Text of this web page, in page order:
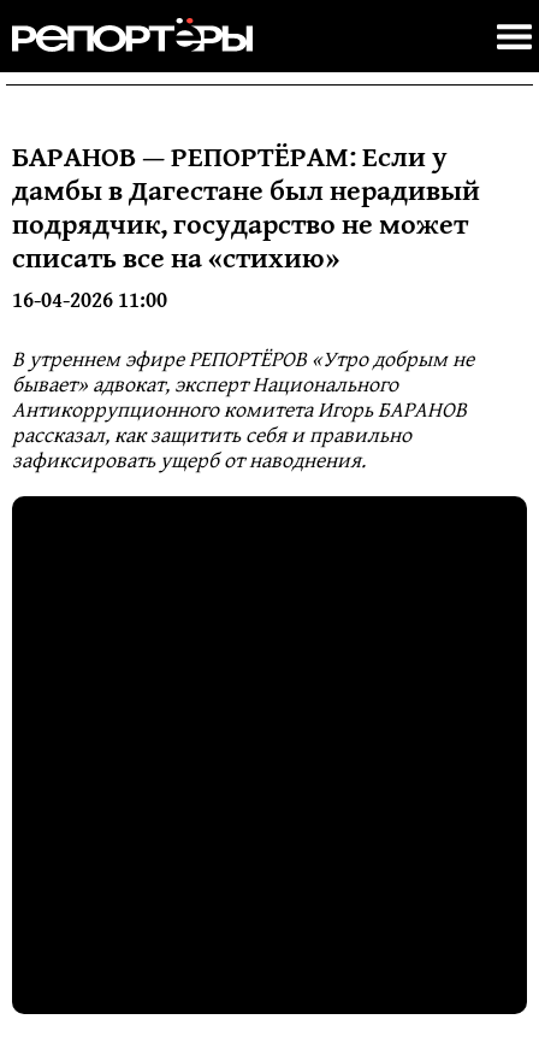
БАРАНОВ — РЕПОРТЁРАМ: Если у
дамбы в Дагестане был нерадивый
подрядчик, государство не может
списать все на «стихию»
16-04-2026 11:00
В утреннем эфире РЕПОРТЁРОВ «Утро добрым не
бывает» адвокат, эксперт Национального
Антикоррупционного комитета Игорь БАРАНОВ
рассказал, как защитить себя и правильно
зафиксировать ущерб от наводнения.